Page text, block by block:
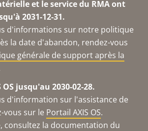
et le service du RMA ont
2031-12-31.
d'informations sur notre politique
la date d'abandon, rendez-vous
générale de support après la
jusqu'au 2030-02-28.
d'information sur l'assistance de
vous sur le Portail AXIS OS.
consultez la documentation du